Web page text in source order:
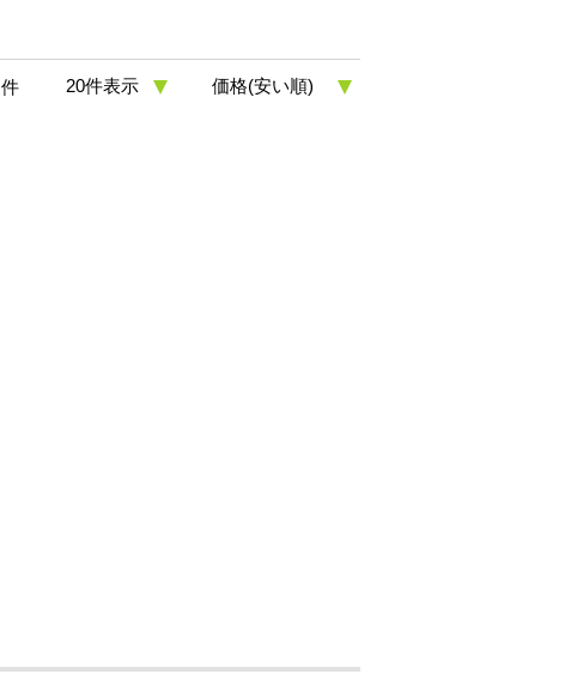
件